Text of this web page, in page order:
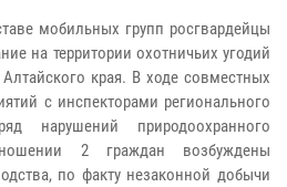
мобильных групп росгвардейцы
на территории охотничьих угодий
края. В ходе совместных
c инспекторами регионального
нарушений природоохранного
2 граждан возбуждены
по факту незаконной добычи